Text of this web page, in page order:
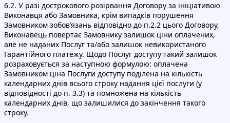
6.2. У разі дострокового розірвання Договору за ініціативою
Виконавця або Замовника, крім випадків порушення
Замовником зобов’язань відповідно до п.2.2 цього Договору,
Виконавець повертає Замовнику залишок ціни оплачених,
але не наданих Послуг та/або залишок невикористаного
Гарантійного платежу. Щодо Послуг доступу такий залишок
розраховується за наступною формулою: оплачена
Замовником ціна Послуги доступу поділена на кількість
календарних днів всього строку надання цієї послуги (у
відповідності до п. 3.3) та помножена на кількість
календарних днів, що залишилися до закінчення такого
строку.